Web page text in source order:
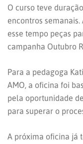
O curso teve
encontros
esse tempo peças
campanha Outubro
Para a pedagoga
AMO, a oficina foi
pela oportunidade
para superar o
A próxima oficina já